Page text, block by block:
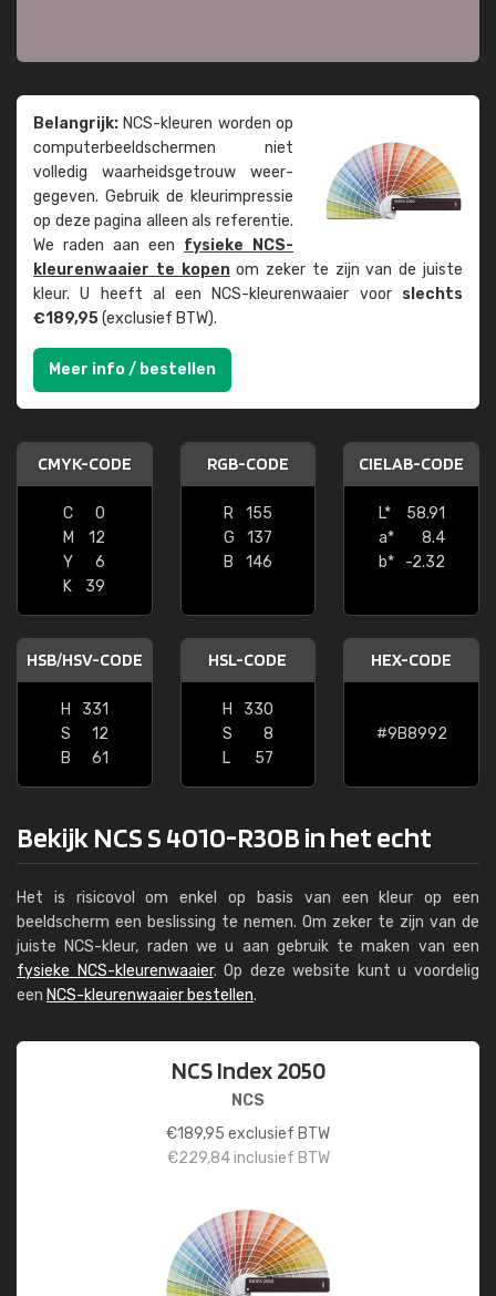
Belangrijk: NCS-kleuren worden op
computer­beeld­schermen niet
volledig waarheids­­getrouw weer­
gegeven. Gebruik de kleur­impressie
op deze pagina alleen als referentie.
We raden aan een fysieke NCS-
kleuren­waaier te kopenom zeker te zijn van de juiste
kleur. U heeft al een NCS-kleuren­waaier voor slechts
€189,95(exclusief BTW).
Meer info / bestellen
CMYK-CODE
C
0
M
12
Y
6
K
39
RGB-CODE
R
155
G
137
B
146
CIELAB-CODE
L*
58.91
a*
8.4
b*
-2.32
HSB/HSV-CODE
H
331
S
12
B
61
HSL-CODE
H
330
S
8
L
57
HEX-CODE
#9B8992
Bekijk NCS S 4010-R30B in het echt
Het is risicovol om enkel op basis van een kleur op een
beeldscherm een beslissing te nemen. Om zeker te zijn van de
juiste NCS-kleur, raden we u aan gebruik te maken van een
fysieke NCS-kleurenwaaier. Op deze website kunt u voordelig
een NCS-kleurenwaaier bestellen.
NCS Index 2050
NCS
€189,95 exclusief BTW
€229,84inclusief BTW